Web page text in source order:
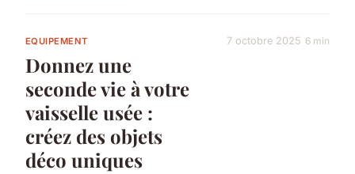
EQUIPEMENT
Donnez une
seconde vie à votre
vaisselle usée :
créez des objets
déco uniques
7 octobre 2025 6 min